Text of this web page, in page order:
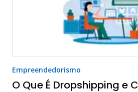
Empreendedorismo
O Que É Dropshipping e